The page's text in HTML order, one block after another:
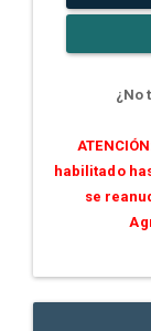
¿No
habilitado
se